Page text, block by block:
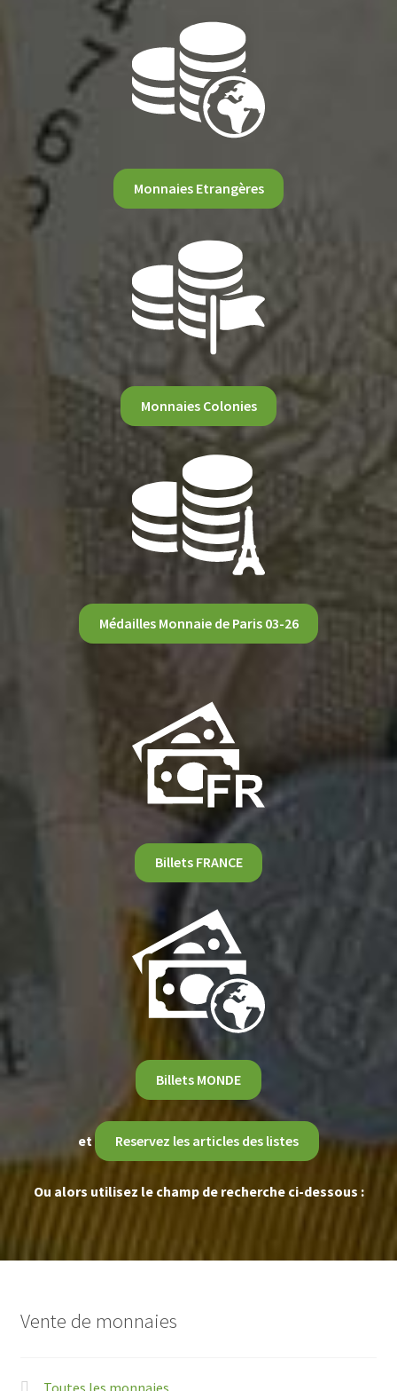
Monnaies Etrangères
Monnaies Colonies
Médailles Monnaie de Paris 03-26
Billets FRANCE
Billets MONDE
et Reservez les articles des listes
Ou alors utilisez le champ de recherche ci-dessous :
Vente de monnaies